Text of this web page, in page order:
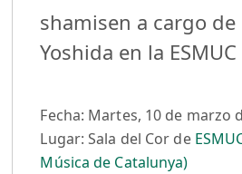
shamisen a cargo de
Yoshida en la ESMUC
Fecha: Martes, 10 de marzo
Lugar: Sala del Cor de
Música de Catalunya)